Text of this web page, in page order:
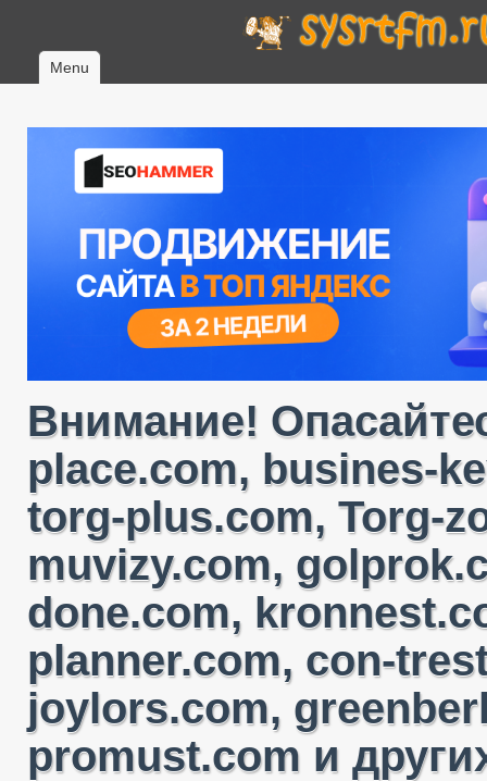
Menu
Внимание!
place.com, busines-
torg-plus.com, Torg-
muvizy.com,
done.com,
planner.com, con-
joylors.com,
promust.com и